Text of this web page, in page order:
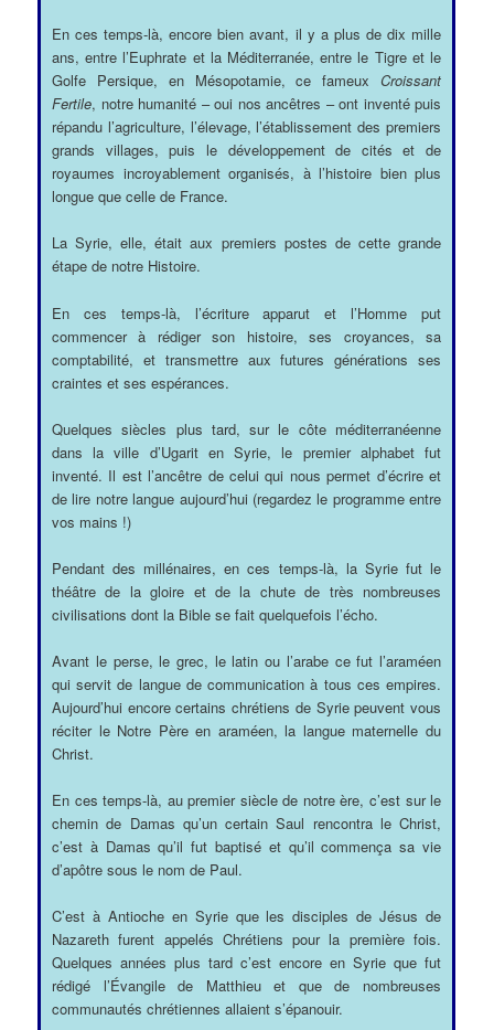
En ces temps-là, encore bien avant, il y a plus de dix mille
ans, entre l’Euphrate et la Méditerranée, entre le Tigre et le
Golfe Persique, en Mésopotamie, ce fameuxCroissant
Fertile, notre humanité – oui nos ancêtres – ont inventé puis
répandu l’agriculture, l’élevage, l’établissement des premiers
grands villages, puis le développement de cités et de
royaumes incroyablement organisés, à l’histoire bien plus
longue que celle de France.
La Syrie, elle, était aux premiers postes de cette grande
étape de notre Histoire.
En ces temps-là, l’écriture apparut et l’Homme put
commencer à rédiger son histoire, ses croyances, sa
comptabilité, et transmettre aux futures générations ses
craintes et ses espérances.
Quelques siècles plus tard, sur le côte méditerranéenne
dans la ville d’Ugarit en Syrie, le premier alphabet fut
inventé. Il est l’ancêtre de celui qui nous permet d’écrire et
de lire notre langue aujourd’hui (regardez le programme entre
vos mains !)
Pendant des millénaires, en ces temps-là, la Syrie fut le
théâtre de la gloire et de la chute de très nombreuses
civilisations dont la Bible se fait quelquefois l’écho.
Avant le perse, le grec, le latin ou l’arabe ce fut l’araméen
qui servit de langue de communication à tous ces empires.
Aujourd’hui encore certains chrétiens de Syrie peuvent vous
réciter le Notre Père en araméen, la langue maternelle du
Christ.
En ces temps-là, au premier siècle de notre ère, c’est sur le
chemin de Damas qu’un certain Saul rencontra le Christ,
c’est à Damas qu’il fut baptisé et qu’il commença sa vie
d’apôtre sous le nom de Paul.
C’est à Antioche en Syrie que les disciples de Jésus de
Nazareth furent appelés Chrétiens pour la première fois.
Quelques années plus tard c’est encore en Syrie que fut
rédigé l’Évangile de Matthieu et que de nombreuses
communautés chrétiennes allaient s’épanouir.